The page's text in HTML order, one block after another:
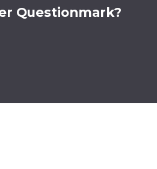
Questionmark?